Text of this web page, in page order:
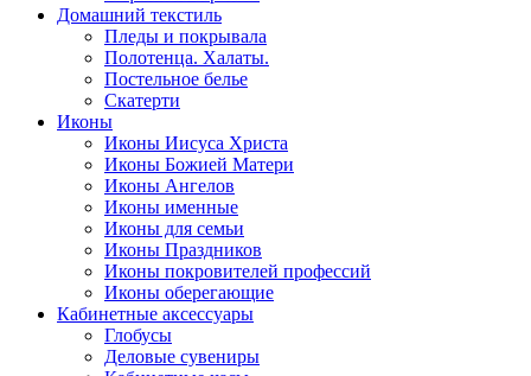
Домашний текстиль
Пледы и покрывала
Полотенца. Халаты.
Постельное белье
Скатерти
Иконы
Иконы Иисуса Христа
Иконы Божией Матери
Иконы Ангелов
Иконы именные
Иконы для семьи
Иконы Праздников
Иконы покровителей профессий
Иконы оберегающие
Кабинетные аксессуары
Глобусы
Деловые сувениры